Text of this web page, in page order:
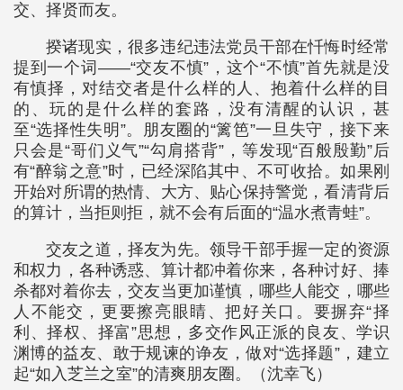
交、择贤而友。
揆诸现实，很多违纪违法党员干部在忏悔时经常
提到一个词——“交友不慎”，这个“不慎”首先就是没
有慎择，对结交者是什么样的人、抱着什么样的目
的、玩的是什么样的套路，没有清醒的认识，甚
至“选择性失明”。朋友圈的“篱笆”一旦失守，接下来
只会是“哥们义气”“勾肩搭背”，等发现“百般殷勤”后
有“醉翁之意”时，已经深陷其中、不可收拾。如果刚
开始对所谓的热情、大方、贴心保持警觉，看清背后
的算计，当拒则拒，就不会有后面的“温水煮青蛙”。
交友之道，择友为先。领导干部手握一定的资源
和权力，各种诱惑、算计都冲着你来，各种讨好、捧
杀都对着你去，交友当更加谨慎，哪些人能交，哪些
人不能交，更要擦亮眼睛、把好关口。要摒弃“择
利、择权、择富”思想，多交作风正派的良友、学识
渊博的益友、敢于规谏的诤友，做对“选择题”，建立
起“如入芝兰之室”的清爽朋友圈。（沈幸飞）